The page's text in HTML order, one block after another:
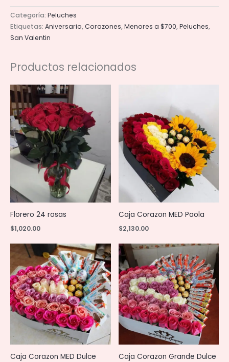
corazon
a
una
Categoría: Peluches
Etiquetas: Aniversario,Corazones,Menores a $700,Peluches,
San Valentin
Productos relacionados
Florero 24 rosas
$1,020.00
Caja Corazon MED Paola
$2,130.00
Caja Corazon MED Dulce
Caja Corazon Grande Dulce